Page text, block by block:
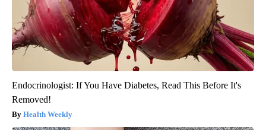
Endocrinologist: If You Have Diabetes, Read This Before It's
Removed!
Health Weekly